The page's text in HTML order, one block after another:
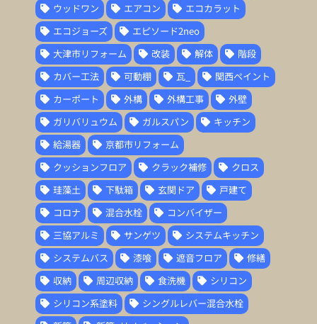
ウッドワン
エアコン
エコカラット
エコジョーズ
エピソード2neo
大津市リフォーム
改装 解体
階段
カバー工法
可動棚 瓦_
関西ペイント
カーポート
外構 外構工事
外壁
ガリバリュウム
ガルスパン
キッチン
給湯器
京都市リフォーム
クッションフロア
クラック補修
クロス
珪藻土
下駄箱 玄関ドア
戸建て
コロナ
混合水栓
コンバイザー
三協アルミ
サンゲツ
システムキッチン
システムバス
漆喰 遮音フロア
修繕
収納
周辺収納 食洗機
シリコン
シリコン系塗料
シングルレバー混合水栓